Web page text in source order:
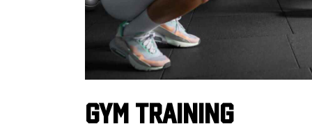
Gym training